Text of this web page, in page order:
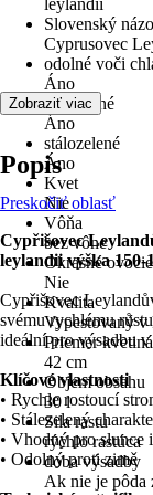
leylandii
Slovenský
Cyprusovec
odolné voči
Áno
Viacročné
Áno
stálozelené
Áno
Kvet
Nie
Vôňa
bez vône
Okrasné ovocie
Nie
Kvalita
Vypestovaný v
Priemer
42 cm
Objem obsahu
30 l
Sila rastu
rýchlo rastúca
doba výsadby
Ak nie je pôda
Zobraziť viac
Popis
Preskočiť oblasť
Cypřišovec
leylandii výška 150-
Cypřišovec
svému rychlému
ideální pro výsadbu
Klíčové vlastnosti
• Rychle rostoucí
• Stálezelený
• Vhodný pro slunce
• Odolný proti zimě